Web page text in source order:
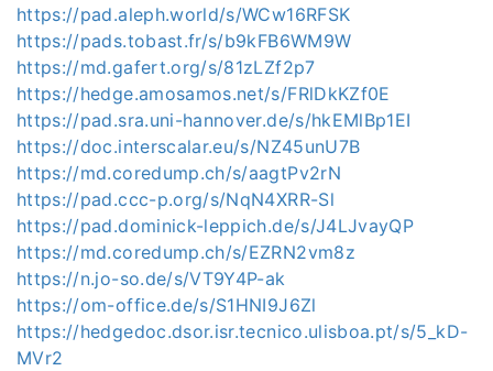
https://pad.aleph.world/s/WCw16RFSK
https://pads.tobast.fr/s/b9kFB6WM9W
https://md.gafert.org/s/81zLZf2p7
https://hedge.amosamos.net/s/FRlDkKZf0E
https://pad.sra.uni-hannover.de/s/hkEMlBp1EI
https://doc.interscalar.eu/s/NZ45unU7B
https://md.coredump.ch/s/aagtPv2rN
https://pad.ccc-p.org/s/NqN4XRR-Sl
https://pad.dominick-leppich.de/s/J4LJvayQP
https://md.coredump.ch/s/EZRN2vm8z
https://n.jo-so.de/s/VT9Y4P-ak
https://om-office.de/s/S1HNI9J6Zl
https://hedgedoc.dsor.isr.tecnico.ulisboa.pt/s/5_kD-
MVr2